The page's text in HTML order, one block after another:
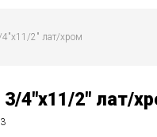
2" лат/хром
4"х11/2" лат/